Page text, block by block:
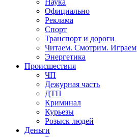
Наука
Официально
Реклама
Спорт
Транспорт и дороги
Читаем. Смотрим. Играем
Энергетика
Происшествия
ЧП
Дежурная часть
ДТП
Криминал
Курьезы
Розыск людей
Деньги